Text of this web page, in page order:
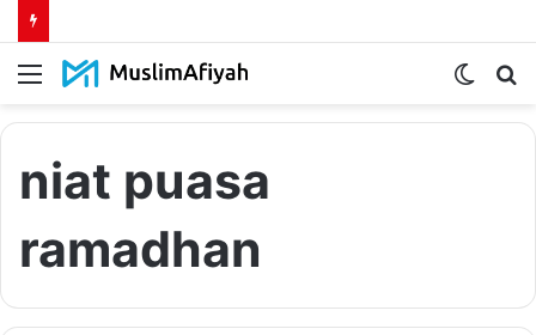
Menu
Switch
niat puasa
ramadhan